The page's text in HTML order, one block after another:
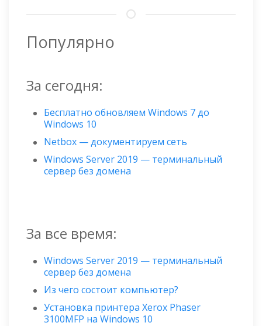
Популярно
За сегодня:
Бесплатно обновляем Windows 7 до
Windows 10
Netbox — документируем сеть
Windows Server 2019 — терминальный
сервер без домена
За все время:
Windows Server 2019 — терминальный
сервер без домена
Из чего состоит компьютер?
Установка принтера Xerox Phaser
3100MFP на Windows 10